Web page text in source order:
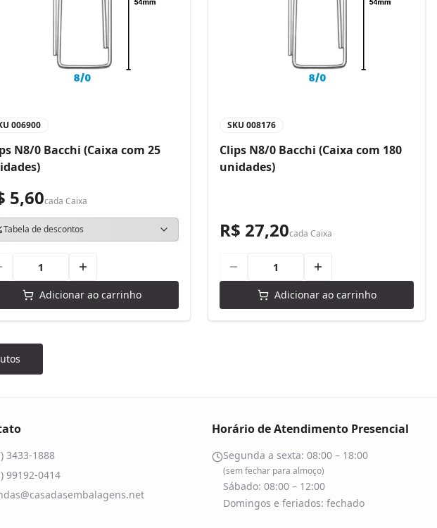
006900
N8/0 Bacchi (Caixa com 25
5,60cada Caixa
Tabela de descontos
Adicionar ao carrinho
SKU 008176
Clips N8/0 Bacchi (Caixa com 180
unidades)
R$ 27,20cada Caixa
Adicionar ao carrinho
3433-1888
99192-0414
Horário de Atendimento Presencial
Segunda a sexta: 08:00 – 18:00
(sem fechar para almoço)
Sábado: 08:00 – 12:00
Domingos e feriados: fechado